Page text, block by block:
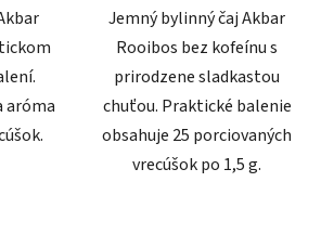
aróma
Jemný bylinný čaj Akbar
Rooibos bez kofeínu s
prirodzene sladkastou
chuťou. Praktické balenie
obsahuje 25 porciovaných
vrecúšok po 1,5 g.